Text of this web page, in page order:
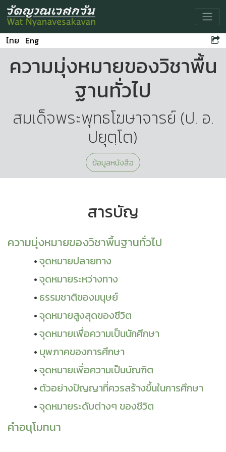
ไทย Eng
ความมุ่งหมายของวิชาพื้น
ฐานทั่วไป
สมเด็จพระพุทธโฆษาจารย์ (ป. อ.
ปยุตฺโต)
ข้อมูลหนังสือ
สารบัญ
ความมุ่งหมายของวิชาพื้นฐานทั่วไป
จุดหมายปลายทาง
จุดหมายระหว่างทาง
ธรรมชาติของมนุษย์
จุดหมายสูงสุดของชีวิต
จุดหมายเพื่อความเป็นนักศึกษา
บุพภาคของการศึกษา
จุดหมายเพื่อความเป็นบัณฑิต
ตัวอย่างปัญญาที่ควรสร้างขึ้นในการศึกษา
จุดหมายระดับต่างๆ ของชีวิต
คำอนุโมทนา